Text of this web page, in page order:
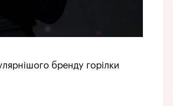
бренду горілки